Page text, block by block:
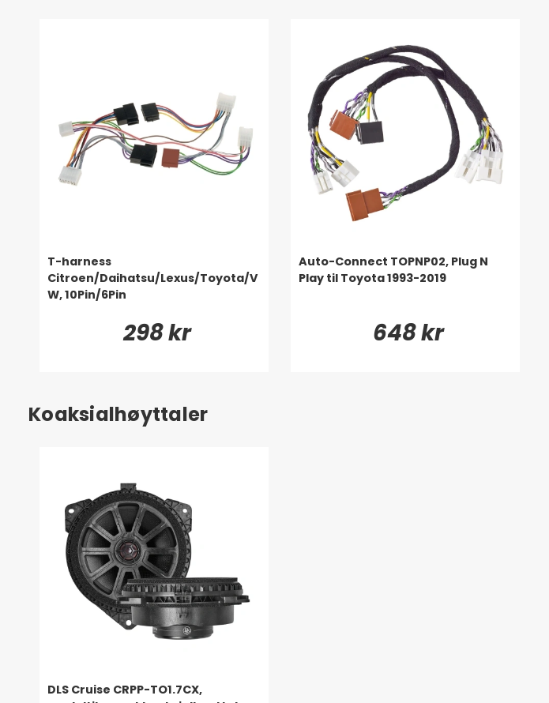
T-harness
Citroen/Daihatsu/Lexus/Toyota/V
W, 10Pin/6Pin
298 kr
Auto-Connect TOPNP02, Plug N
Play til Toyota 1993-2019
648 kr
Koaksialhøyttaler
DLS Cruise CRPP-TO1.7CX,